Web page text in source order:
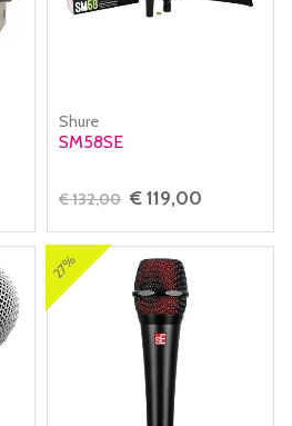
Shure
SM58SE
€ 132,00 € 119,00
27%